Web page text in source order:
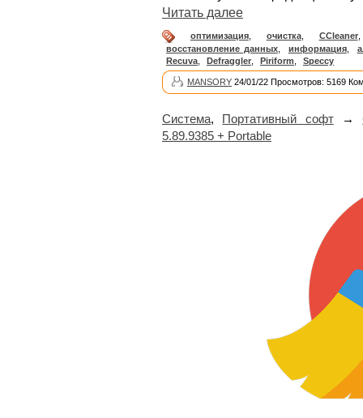
Читать далее
оптимизация, очистка, CCleaner
восстановление данных, информация,
Recuva
Defraggler Piriform Speccy
MANSORY 24/01/22 Просмотров: 5169
Система, Портативный софт→
5.89.9385 + Portable